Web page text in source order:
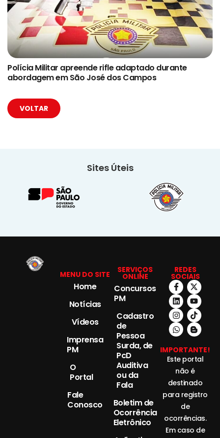
Polícia Militar apreende rifle adaptado durante
abordagem em São José dos Campos
VOLTAR
Sites Úteis
MENU DO SITE
Home
Notícias
Vídeos
Imprensa
PM
O
Portal
Fale
Conosco
SERVIÇOS
ONLINE
Concursos
PM
Cadastro
de
Pessoa
Surda, de
PcD
Auditiva
ou da
Fala
Boletim de
Ocorrência
Eletrônico
REDES
SOCIAIS
IMPORTANTE!
Este portal
não é
destinado
para registro
de
ocorrências.
Em caso de